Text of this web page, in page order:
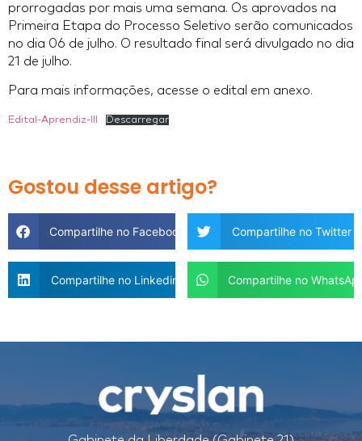
prorrogadas por mais uma semana. Os aprovados na
Primeira Etapa do Processo Seletivo serão comunicados
no dia 06 de julho. O resultado final será divulgado no dia
21 de julho.
Para mais informações, acesse o edital em anexo.
Edital-Aprendiz-III Descarregar
Gostou desse artigo?
Compartilhe no Facebook Compartilhe no Twitter
Compartilhe no Linkedin Compartilhe no